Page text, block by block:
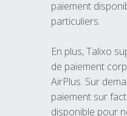
paiement
particuliers.
En plus, Talixo
de paiement
AirPlus. Sur
paiement sur
disponible pour